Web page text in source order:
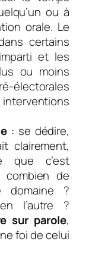
ou à
orale. Le
certains
et les
ou moins
électorales
: se dédire,
clairement,
que c’est
de
?
l’autre ?
sur parole,
foi de celui